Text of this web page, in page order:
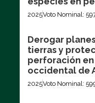
2025Voto Nominal:
Derogar
tierras y
perforación
occidental de
2025Voto Nominal: